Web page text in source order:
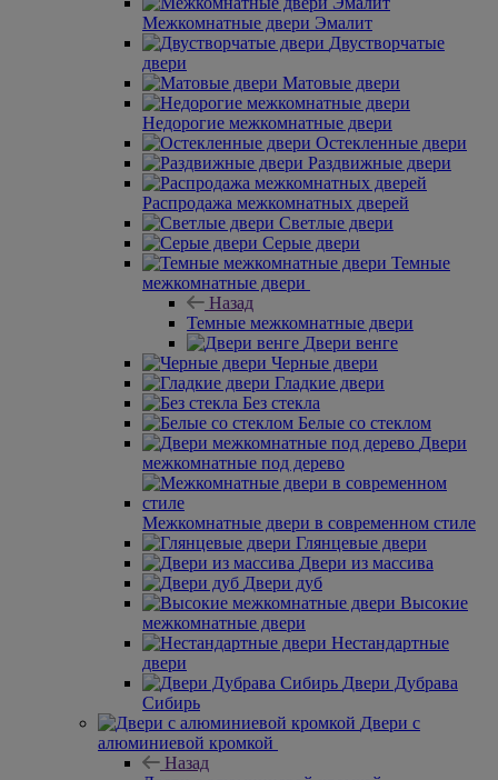
Межкомнатные двери Эмалит
Двустворчатые
двери
Матовые двери
Недорогие межкомнатные двери
Остекленные двери
Раздвижные двери
Распродажа межкомнатных дверей
Светлые двери
Серые двери
Темные
межкомнатные двери
Назад
Темные межкомнатные двери
Двери венге
Черные двери
Гладкие двери
Без стекла
Белые со стеклом
Двери
межкомнатные под дерево
Межкомнатные двери в современном стиле
Глянцевые двери
Двери из массива
Двери дуб
Высокие
межкомнатные двери
Нестандартные
двери
Двери Дубрава
Сибирь
Двери с
алюминиевой кромкой
Назад